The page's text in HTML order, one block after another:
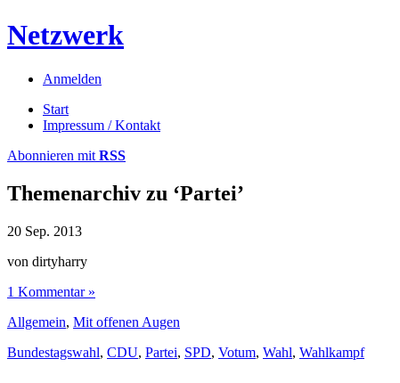
Netzwerk
Anmelden
Start
Impressum / Kontakt
Abonnieren mit RSS
Themenarchiv zu ‘Partei’
20 Sep. 2013
von dirtyharry
1 Kommentar »
Allgemein, Mit offenen Augen
Bundestagswahl, CDU, Partei, SPD, Votum, Wahl, Wahlkampf